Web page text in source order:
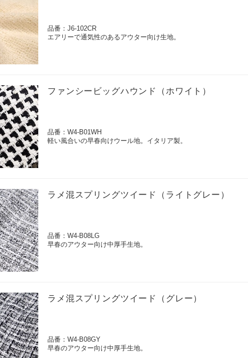
品番：J6-102CR
エアリーで通気性のあるアウター向け生地。
ファンシービッグハウンド（ホワイト）
品番：W4-B01WH
軽い風合いの早春向けウール地。イタリア製。
ラメ混スプリングツイード（ライトグレー）
品番：W4-B08LG
早春のアウター向け中厚手生地。
ラメ混スプリングツイード（グレー）
品番：W4-B08GY
早春のアウター向け中厚手生地。